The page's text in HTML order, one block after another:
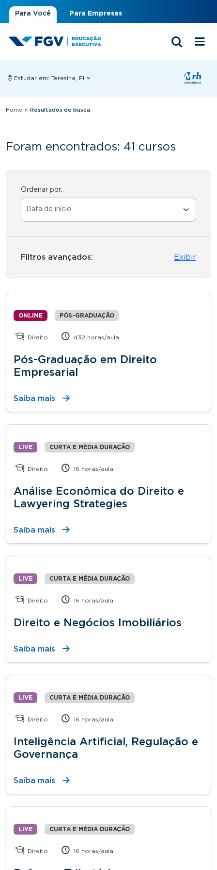
Para Você Para Empresas
Estudar em: Teresina, PI
Você está aqui
Home » Resultados de busca
Foram encontrados: 41 cursos
Ordenar por:
Filtros avançados: Exibir
ONLINE PÓS-GRADUAÇÃO
Direito 432 horas/aula
Pós-Graduação em Direito
Empresarial
Saiba mais
LIVE CURTA E MÉDIA DURAÇÃO
Direito 16 horas/aula
Análise Econômica do Direito e
Lawyering Strategies
Saiba mais
LIVE CURTA E MÉDIA DURAÇÃO
Direito 16 horas/aula
Direito e Negócios Imobiliários
Saiba mais
LIVE CURTA E MÉDIA DURAÇÃO
Direito 16 horas/aula
Inteligência Artificial, Regulação e
Governança
Saiba mais
LIVE CURTA E MÉDIA DURAÇÃO
Direito 16 horas/aula